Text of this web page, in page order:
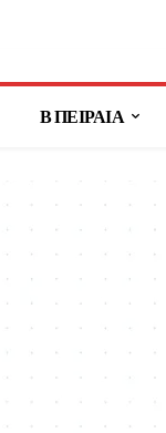
Β ΠΕΙΡΑΙΑ